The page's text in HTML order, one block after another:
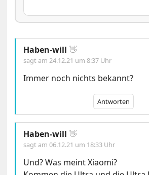
Haben-will 👋
sagt am24.12.21 um 8:37 Uhr
Immer noch nichts bekannt?
Antworten
Haben-will 👋
sagt am06.12.21 um 18:33 Uhr
Und? Was meint Xiaomi?